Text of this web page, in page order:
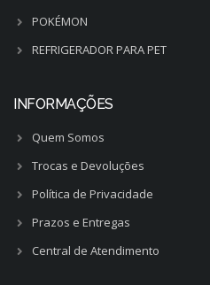
POKÉMON
REFRIGERADOR PARA PET
INFORMAÇÕES
Quem Somos
Trocas e Devoluções
Política de Privacidade
Prazos e Entregas
Central de Atendimento